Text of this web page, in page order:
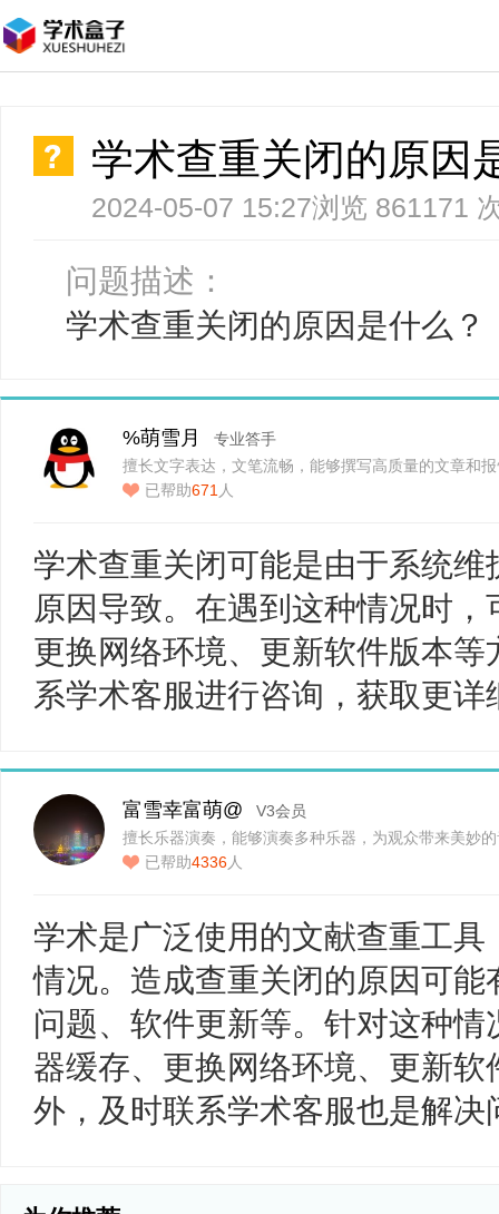
学术查重关闭的原因
2024-05-07 15:27浏览 861171
问题描述：
学术查重关闭的原因是什么？
%萌雪月
专业答手
擅长文字表达，文笔流畅，能够撰写高质量的文章和
已帮助671 人
学术查重关闭可能是由于系统
原因导致。在遇到这种情况时
更换网络环境、更新软件版本
系学术客服进行咨询，获取更详
富雪幸富萌@
V3会员
擅长乐器演奏，能够演奏多种乐器，为观众带来美妙
已帮助4336人
学术是广泛使用的文献查重工
情况。造成查重关闭的原因可
问题、软件更新等。针对这种
器缓存、更换网络环境、更新
外，及时联系学术客服也是解决